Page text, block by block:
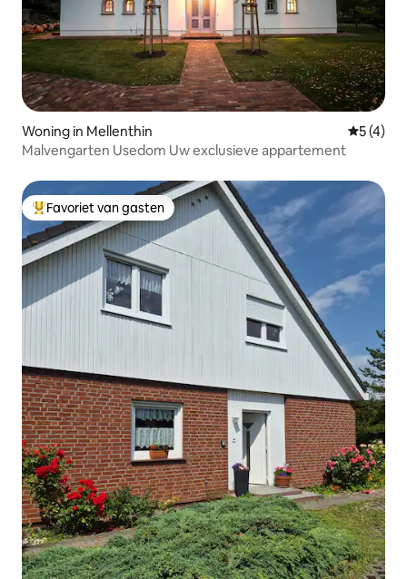
Woning in Mellenthin
5 (4)
Malvengarten Usedom Uw exclusieve appartement
Topfavoriet van gasten
Favoriet van gasten